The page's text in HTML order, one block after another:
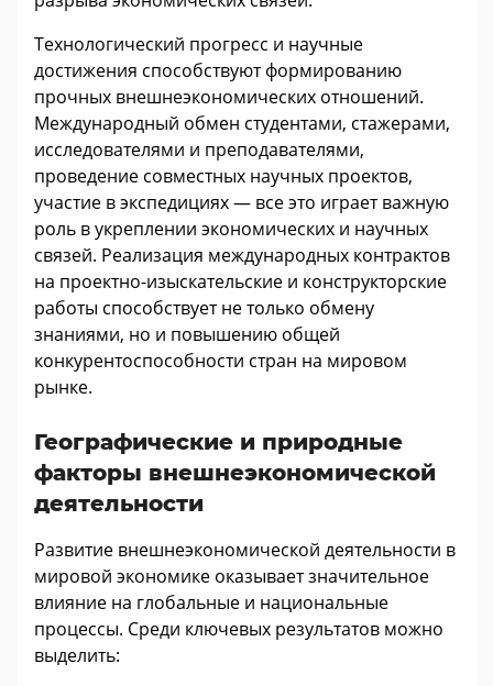
Технологический прогресс и научные
достижения способствуют формированию
прочных внешнеэкономических отношений.
Международный обмен студентами, стажерами,
исследователями и преподавателями,
проведение совместных научных проектов,
участие в экспедициях — все это играет важную
роль в укреплении экономических и научных
связей. Реализация международных контрактов
на проектно-изыскательские и конструкторские
работы способствует не только обмену
знаниями, но и повышению общей
конкурентоспособности стран на мировом
рынке.
Географические и природные
факторы внешнеэкономической
деятельности
Развитие внешнеэкономической деятельности в
мировой экономике оказывает значительное
влияние на глобальные и национальные
процессы. Среди ключевых результатов можно
выделить: